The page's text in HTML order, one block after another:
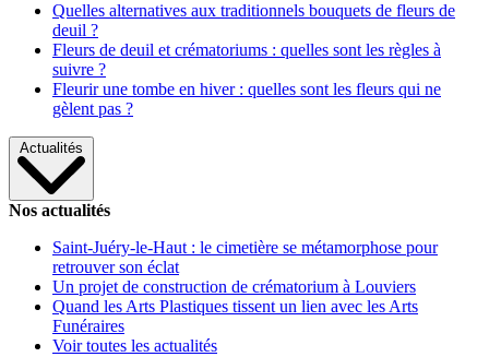
Quelles alternatives aux traditionnels bouquets de fleurs de
deuil ?
Fleurs de deuil et crématoriums : quelles sont les règles à
suivre ?
Fleurir une tombe en hiver : quelles sont les fleurs qui ne
gèlent pas ?
Actualités
Nos actualités
Saint-Juéry-le-Haut : le cimetière se métamorphose pour
retrouver son éclat
Un projet de construction de crématorium à Louviers
Quand les Arts Plastiques tissent un lien avec les Arts
Funéraires
Voir toutes les actualités